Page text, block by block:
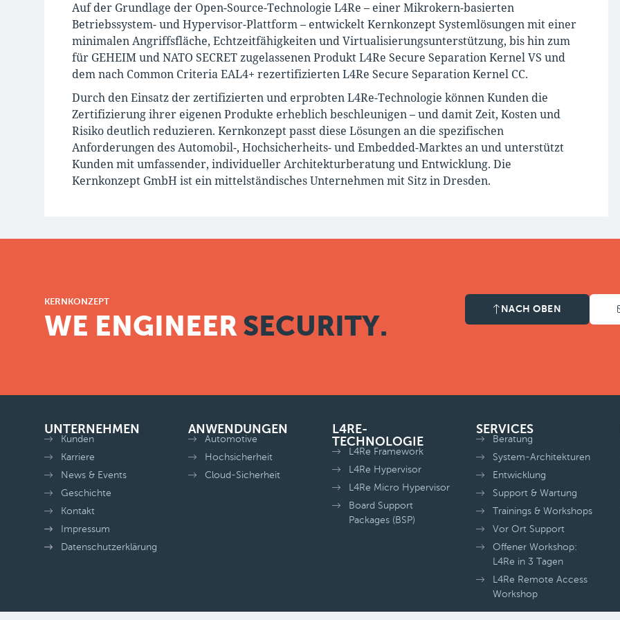
Auf der Grundlage der Open-Source-Technologie L4Re – einer Mikrokern-basierten
Betriebssystem- und Hypervisor-Plattform – entwickelt Kernkonzept Systemlösungen mit einer
minimalen Angriffsfläche, Echtzeitfähigkeiten und Virtualisierungsunterstützung, bis hin zum
für GEHEIM und NATO SECRET zugelassenen Produkt L4Re Secure Separation Kernel VS und
dem nach Common Criteria EAL4+ rezertifizierten L4Re Secure Separation Kernel CC.
Durch den Einsatz der zertifizierten und erprobten L4Re-Technologie können Kunden die
Zertifizierung ihrer eigenen Produkte erheblich beschleunigen – und damit Zeit, Kosten und
Risiko deutlich reduzieren. Kernkonzept passt diese Lösungen an die spezifischen
Anforderungen des Automobil-, Hochsicherheits- und Embedded-Marktes an und unterstützt
Kunden mit umfassender, individueller Architekturberatung und Entwicklung. Die
Kernkonzept GmbH ist ein mittelständisches Unternehmen mit Sitz in Dresden.
KERNKONZEPT
WE ENGINEER SECURITY.
NACH OBEN
UNTERNEHMEN
Kunden
Karriere
News & Events
Geschichte
Kontakt
Impressum
Datenschutzerklärung
ANWENDUNGEN
Automotive
Hochsicherheit
Cloud-Sicherheit
L4RE-
TECHNOLOGIE
L4Re Framework
L4Re Hypervisor
L4Re Micro Hypervisor
Board Support
Packages (BSP)
SERVICES
Beratung
System-Architekturen
Entwicklung
Support & Wartung
Trainings & Workshops
Vor Ort Support
Offener Workshop:
L4Re in 3 Tagen
L4Re Remote Access
Workshop